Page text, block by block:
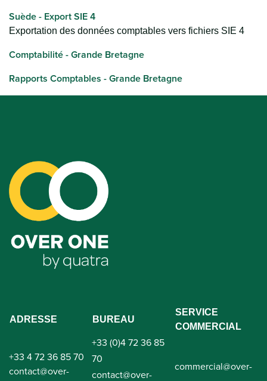
Suède - Export SIE 4
Exportation des données comptables vers fichiers SIE 4
Comptabilité - Grande Bretagne
Rapports Comptables - Grande Bretagne
ADRESSE BUREAU
SERVICE
COMMERCIAL
+33 4 72 36 85 70
contact@over-
+33 (0)4 72 36 85
70
contact@over-
commercial@over-